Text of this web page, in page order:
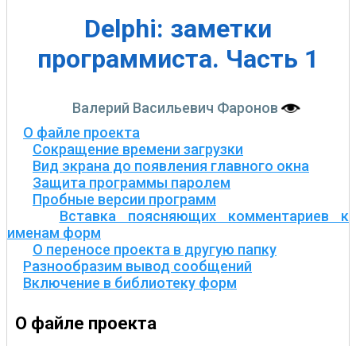
Delphi: заметки
программиста. Часть 1
Валерий Васильевич Фаронов
О файле проекта
Сокращение времени загрузки
Вид экрана до появления главного окна
Защита программы паролем
Пробные версии программ
Вставка поясняющих комментариев к
именам форм
О переносе проекта в другую папку
Разнообразим вывод сообщений
Включение в библиотеку форм
О файле проекта